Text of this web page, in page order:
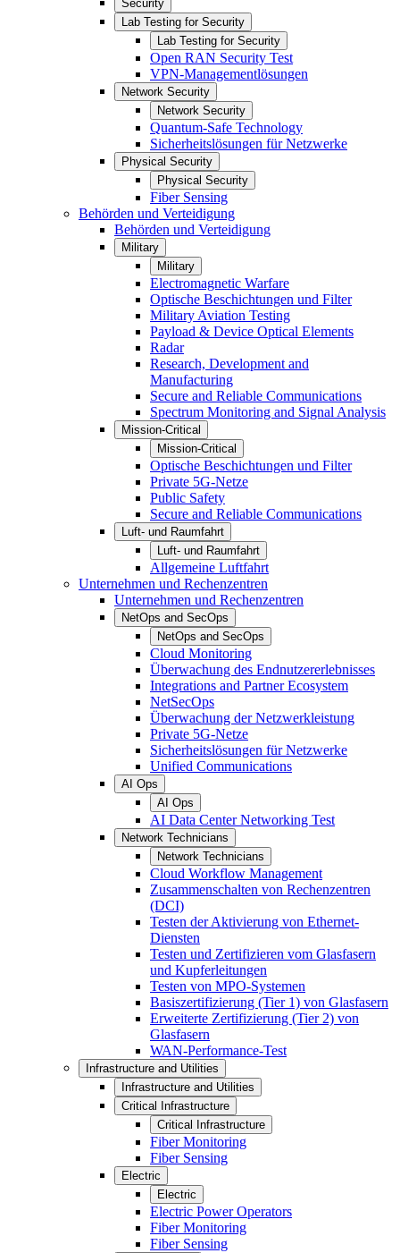
Security
Lab Testing for Security
Lab Testing for Security
Open RAN Security Test
VPN-Managementlösungen
Network Security
Network Security
Quantum-Safe Technology
Sicherheitslösungen für Netzwerke
Physical Security
Physical Security
Fiber Sensing
Behörden und Verteidigung
Behörden und Verteidigung
Military
Military
Electromagnetic Warfare
Optische Beschichtungen und Filter
Military Aviation Testing
Payload & Device Optical Elements
Radar
Research, Development and
Manufacturing
Secure and Reliable Communications
Spectrum Monitoring and Signal Analysis
Mission-Critical
Mission-Critical
Optische Beschichtungen und Filter
Private 5G-Netze
Public Safety
Secure and Reliable Communications
Luft- und Raumfahrt
Luft- und Raumfahrt
Allgemeine Luftfahrt
Unternehmen und Rechenzentren
Unternehmen und Rechenzentren
NetOps and SecOps
NetOps and SecOps
Cloud Monitoring
Überwachung des Endnutzererlebnisses
Integrations and Partner Ecosystem
NetSecOps
Überwachung der Netzwerkleistung
Private 5G-Netze
Sicherheitslösungen für Netzwerke
Unified Communications
AI Ops
AI Ops
AI Data Center Networking Test
Network Technicians
Network Technicians
Cloud Workflow Management
Zusammenschalten von Rechenzentren
(DCI)
Testen der Aktivierung von Ethernet-
Diensten
Testen und Zertifizieren vom Glasfasern
und Kupferleitungen
Testen von MPO-Systemen
Basiszertifizierung (Tier 1) von Glasfasern
Erweiterte Zertifizierung (Tier 2) von
Glasfasern
WAN-Performance-Test
Infrastructure and Utilities
Infrastructure and Utilities
Critical Infrastructure
Critical Infrastructure
Fiber Monitoring
Fiber Sensing
Electric
Electric
Electric Power Operators
Fiber Monitoring
Fiber Sensing